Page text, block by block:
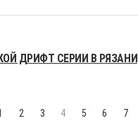
ДРИФТ СЕРИИ В РЯЗАНИ
2 3 4 5 6 7